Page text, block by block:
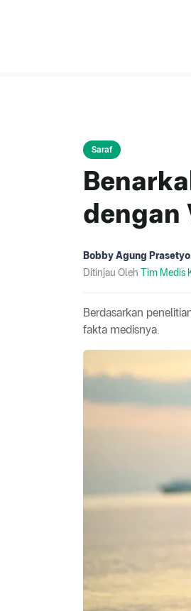
Saraf
dengan
Bobby Agung Prasetyo
Ditinjau Oleh Tim Medis
Berdasarkan
fakta medisnya.